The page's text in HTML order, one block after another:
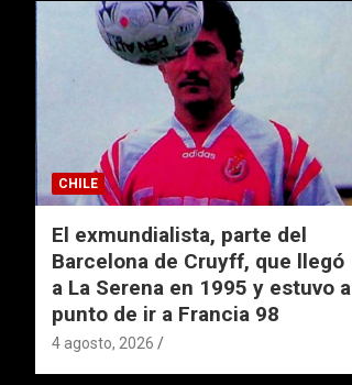
CHILE
El exmundialista, parte del
Barcelona de Cruyff, que llegó
a La Serena en 1995 y estuvo a
punto de ir a Francia 98
4 agosto, 2026